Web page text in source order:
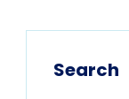
Search